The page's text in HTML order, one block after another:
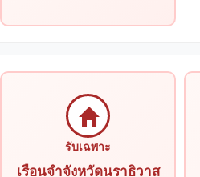
รับเฉพาะ
เรือนจำจังหวัดนราธิวาส